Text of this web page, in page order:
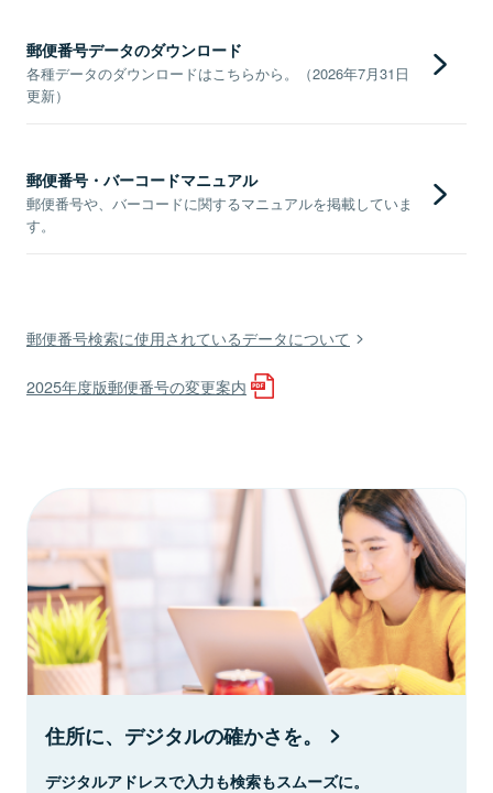
郵便番号データのダウンロード
各種データのダウンロードはこちらから。（2026年7月31日
更新）
郵便番号・バーコードマニュアル
郵便番号や、バーコードに関するマニュアルを掲載していま
す。
郵便番号検索に使用されているデータについて
2025年度版郵便番号の変更案内
住所に、デジタルの確かさを。
デジタルアドレスで入力も検索もスムーズに。